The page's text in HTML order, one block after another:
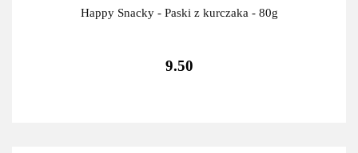
Happy Snacky - Paski z kurczaka - 80g
9.50